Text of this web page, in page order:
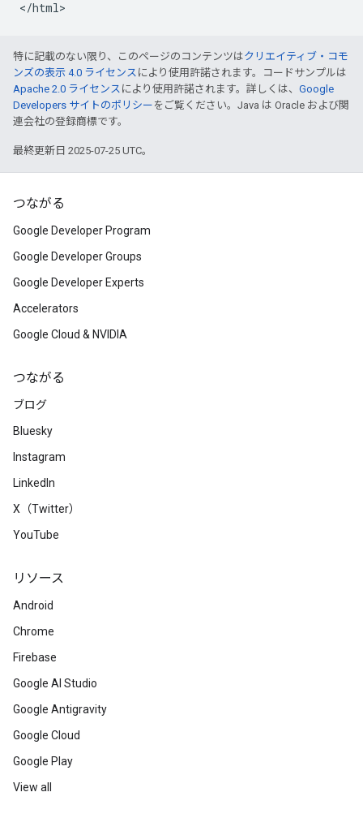
特に記載のない限り、このページのコンテンツはクリエイティブ・コモ
ンズの表示 4.0 ライセンス により使用許諾されます。コードサンプルは
Apache 2.0 ライセンス により使用許諾されます。詳しくは、 Google
Developers サイトのポリシー をご覧ください。Java は Oracle および関
連会社の登録商標です。
最終更新日 2025-07-25 UTC。
つながる
Google Developer Program
Google Developer Groups
Google Developer Experts
Accelerators
Google Cloud & NVIDIA
つながる
ブログ
Bluesky
Instagram
LinkedIn
X（Twitter）
YouTube
リソース
Android
Chrome
Firebase
Google AI Studio
Google Antigravity
Google Cloud
Google Play
View all